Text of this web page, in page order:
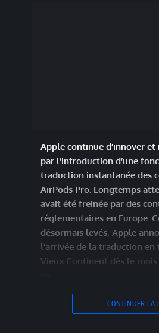
Apple continue d’innover
par l’introduction d’une
traduction instantanée des
AirPods Pro. Longtemps
avait été freinée par des
réglementaires en Europe.
désormais levés, Apple
l’arrivée de la traduction
Vieux Continent dès le mois
CONTINUER LA